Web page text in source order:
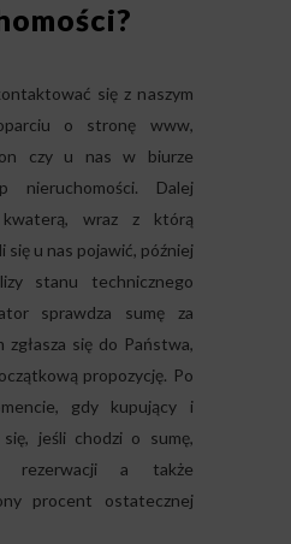
się z naszym
o stronę www,
czy u nas w biurze
nieruchomości. Dalej
kwaterą, wraz z którą
u nas pojawić, później
stanu technicznego
sprawdza sumę za
się do Państwa,
propozycję. Po
gdy kupujący i
się, jeśli chodzi o sumę,
rezerwacji a także
procent ostatecznej